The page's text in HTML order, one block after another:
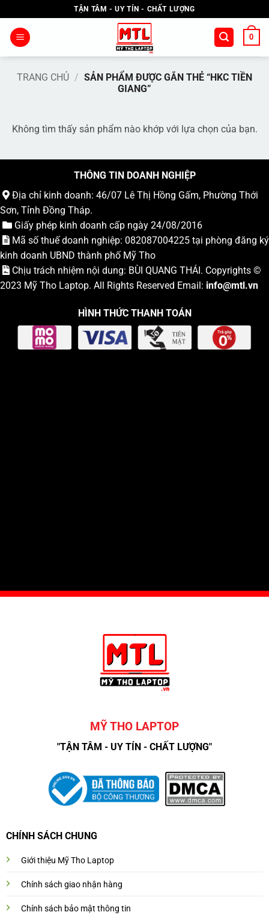
qua
nội
TẬN TÂM - UY TÍN - CHẤT LƯỢNG
0
TRANG CHỦ / SẢN PHẨM ĐƯỢC GẮN THẺ “HKC TIỀN
GIANG”
Không tìm thấy sản phẩm nào khớp với lựa chọn của bạn.
THÔNG TIN DOANH NGHIỆP
Địa chỉ kinh doanh: 46/07 Lê Thị Hồng Gấm, Phường Thới
Sơn, Tỉnh Đồng Tháp.
Giấy phép kinh doanh cấp ngày 24/08/2016
Mã số thuế doanh nghiệp: 082087004225 tại phòng đăng ký
kinh doanh UBND thành phố Mỹ Tho
Chịu trách nhiệm nội dung: BÙI QUANG THÁI. Copyrights ©
2023 Mỹ Tho Laptop. All Rights Reserved Email: info@mtl.vn
HÌNH THỨC THANH TOÁN
MỸ THO LAPTOP
"TẬN TÂM - UY TÍN - CHẤT LƯỢNG"
CHÍNH SÁCH CHUNG
Giới thiệu Mỹ Tho Laptop
Chính sách giao nhận hàng
Chính sách bảo mật thông tin